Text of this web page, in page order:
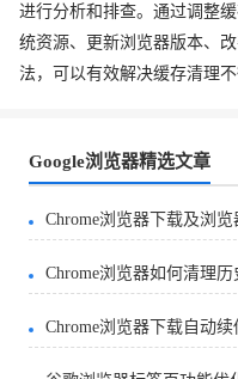
进行分析和排查。通过调整
统资源、更新浏览器版本、
法，可以有效解决缓存清理不
Google浏览器精选文章
Chrome浏览器下载及浏
Chrome浏览器如何清理
Chrome浏览器下载自动